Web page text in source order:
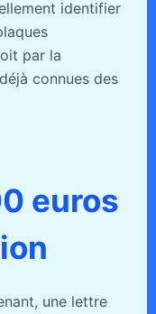
identifier
par la
connues des
euros
une lettre